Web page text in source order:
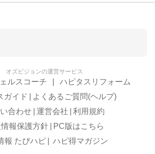
オズビジョンの運営サービス
ルスコーチ
ハピタスリフォーム
ガイド
よくあるご質問(ヘルプ)
合わせ 運営会社
利用規約
報保護方針
PC版はこちら
報 たびハピ
ハピ得マガジン